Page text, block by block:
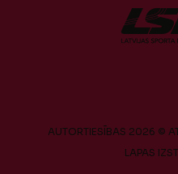
AUTORTIESĪBAS 2026 ©
LAPAS